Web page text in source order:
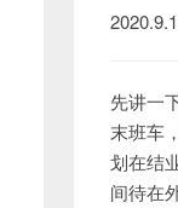
先讲一
末班车
划在结
间待在